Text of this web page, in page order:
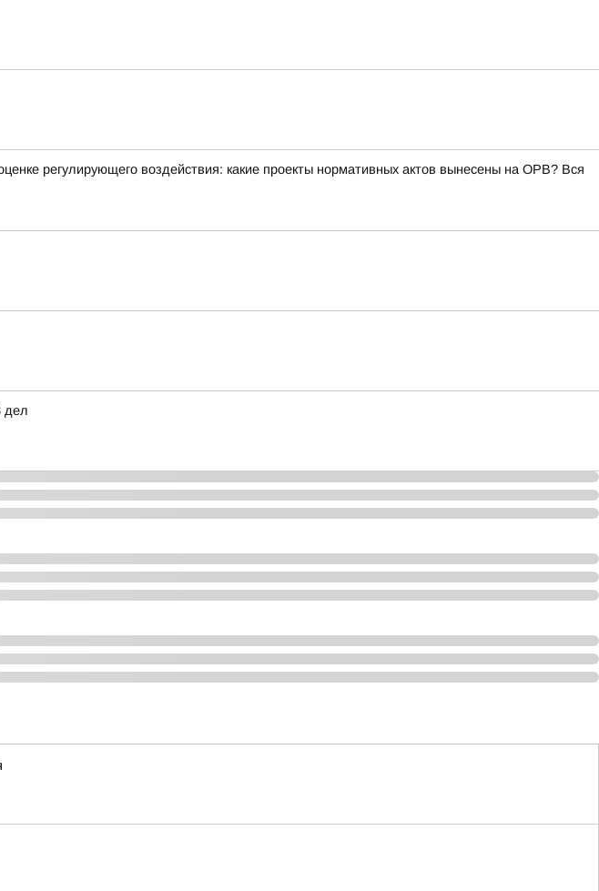
регулирующего воздействия: какие проекты нормативных актов вынесены на ОРВ? Вся
дел